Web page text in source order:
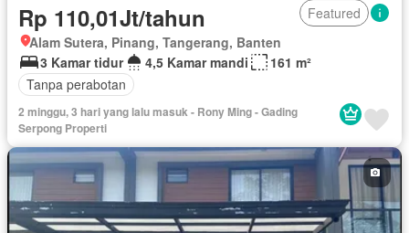
Rp 110,01Jt/tahun
Featured
Alam Sutera, Pinang, Tangerang, Banten
3 Kamar tidur
4,5 Kamar mandi
161 m²
Tanpa perabotan
2 minggu, 3 hari yang lalu masuk - Rony Ming - Gading
Serpong Properti